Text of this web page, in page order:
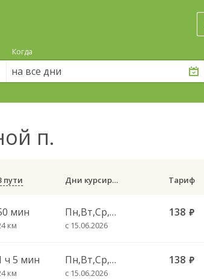
Когда
на все дни
п.
пути Дни курсирования Тариф
мин
км
Пн,Вт,Ср,Чт,Пт
с 15.06.2026
138 руб.
ч 5 мин
км
Пн,Вт,Ср,Чт,Пт
с 15.06.2026
138 руб.